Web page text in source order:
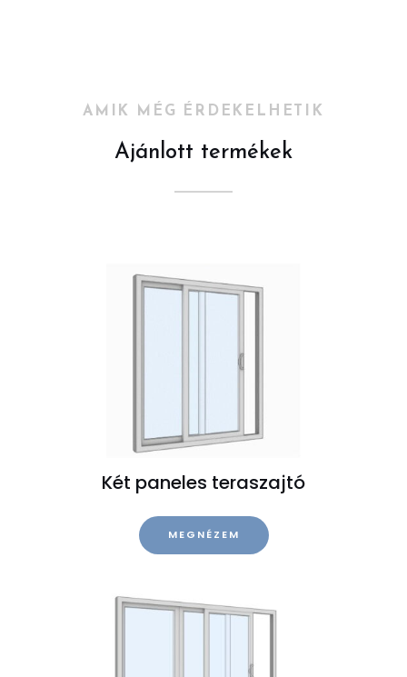
AMIK MÉG ÉRDEKELHETIK
Ajánlott termékek
Két paneles teraszajtó
MEGNÉZEM